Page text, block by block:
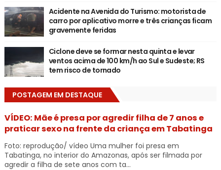
Acidente na Avenida do Turismo: motorista de
carro por aplicativo morre e três crianças ficam
gravemente feridas
Ciclone deve se formar nesta quinta e levar
ventos acima de 100 km/h ao Sul e Sudeste; RS
tem risco de tornado
POSTAGEM EM DESTAQUE
VÍDEO: Mãe é presa por agredir filha de 7 anos e
praticar sexo na frente da criança em Tabatinga
Foto: reprodução/ vídeo Uma mulher foi presa em
Tabatinga, no interior do Amazonas, após ser filmada por
agredir a filha de sete anos com ta...